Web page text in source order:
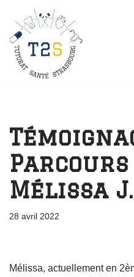
Aller
au
contenu
Parcours
Mélissa J.
28 avril 2022
Mélissa, actuellement en